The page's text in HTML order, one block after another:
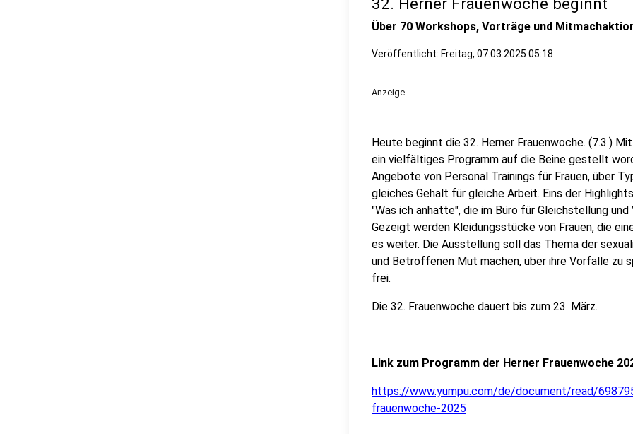
Über 70 Workshops, Vorträge und
Veröffentlicht: Freitag, 07.03.2025 05:18
Anzeige
Heute beginnt die 32. Herner Frauenwoche. (7.3.)
ein vielfältiges Programm auf die Beine gestellt
Angebote von Personal Trainings für Frauen, über
gleiches Gehalt für gleiche Arbeit. Eins der
"Was ich anhatte", die im Büro für Gleichstellung
Gezeigt werden Kleidungsstücke von Frauen, die
es weiter. Die Ausstellung soll das Thema der
und Betroffenen Mut machen, über ihre Vorfälle zu
frei.
Die 32. Frauenwoche dauert bis zum 23. März.
Link zum Programm der Herner Frauenwoche
https://www.yumpu.com/de/document/read/
frauenwoche-2025